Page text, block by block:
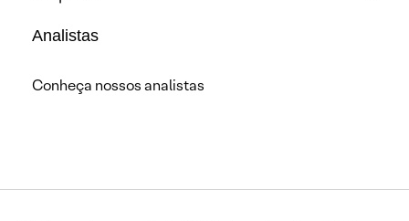
Analistas
Conheça nossos analistas